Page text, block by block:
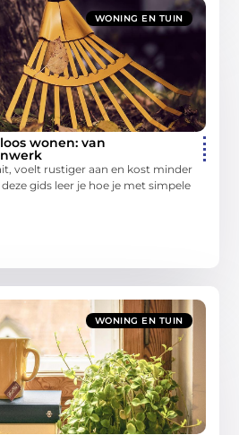
WONING EN TUIN
wonen: van
voelt rustiger aan en kost minder
gids leer je hoe je met simpele
WONING EN TUIN